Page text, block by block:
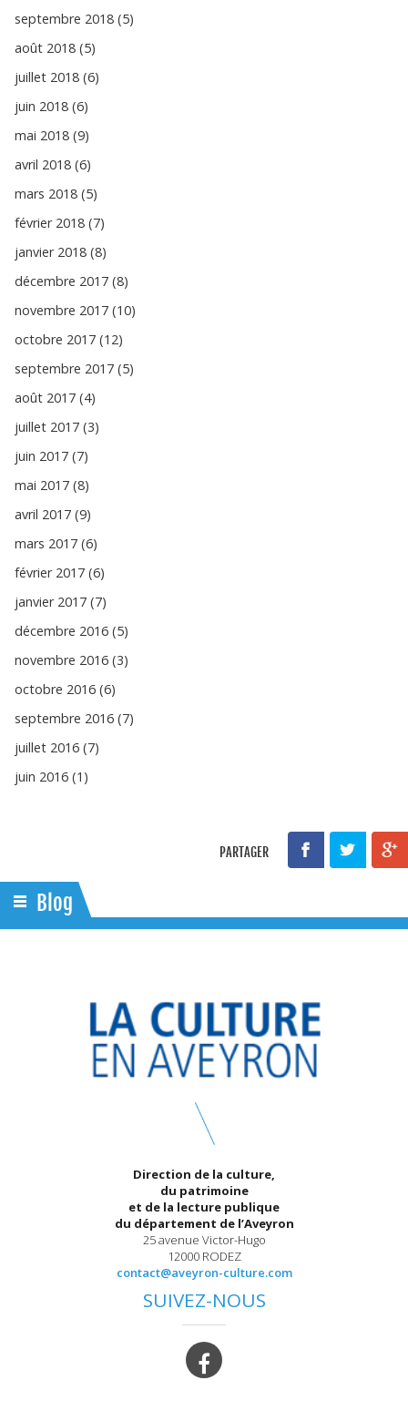
septembre 2018 (5)
août 2018 (5)
juillet 2018 (6)
juin 2018 (6)
mai 2018 (9)
avril 2018 (6)
mars 2018 (5)
février 2018 (7)
janvier 2018 (8)
décembre 2017 (8)
novembre 2017 (10)
octobre 2017 (12)
septembre 2017 (5)
août 2017 (4)
juillet 2017 (3)
juin 2017 (7)
mai 2017 (8)
avril 2017 (9)
mars 2017 (6)
février 2017 (6)
janvier 2017 (7)
décembre 2016 (5)
novembre 2016 (3)
octobre 2016 (6)
septembre 2016 (7)
juillet 2016 (7)
juin 2016 (1)
PARTAGER
Blog
Direction de la culture,
du patrimoine
et de la lecture publique
du département de l’Aveyron
25 avenue Victor-Hugo
12000 RODEZ
contact@aveyron-culture.com
SUIVEZ-NOUS